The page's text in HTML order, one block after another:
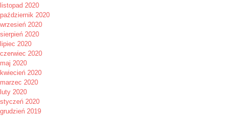
listopad 2020
październik 2020
wrzesień 2020
sierpień 2020
lipiec 2020
czerwiec 2020
maj 2020
kwiecień 2020
marzec 2020
luty 2020
styczeń 2020
grudzień 2019